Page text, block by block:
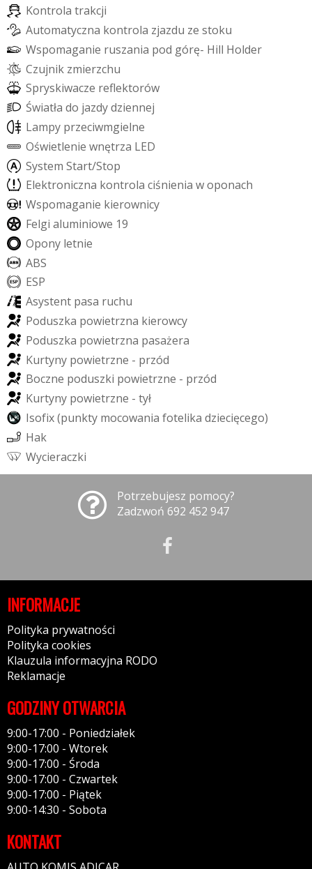
Kontrola trakcji
Automatyczna kontrola zjazdu ze stoku
Wspomaganie ruszania pod górę- Hill Holder
Czujnik zmierzchu
Spryskiwacze refektorów
Światła do jazdydziennej
Lampy przeciwmgielne
Oświetlenie wnętrza LED
System Start/Stop
Elektroniczna kontrola ciśnienia woponach
Wspomaganie kierownicy
Felgi aluminiowe 19
Opony letnie
ABS
ESP
Asystent pasa ruchu
Poduszka powietrzna kierowcy
Poduszka powietrzna pasażera
Kurtyny powietrzne - przód
Boczne poduszki powietrzne - przód
Kurtyny powietrzne - tył
Isofix(punkty mocowania fotelika dziecięcego)
Hak
Wycieraczki
Potrzebujesz pomocy?
Zadzwoń 692 452 947
INFORMACJE
Polityka prywatności
Polityka cookies
Klauzula informacyjna RODO
Reklamacje
GODZINY OTWARCIA
9:00-17:00 - Poniedziałek
9:00-17:00 - Wtorek
9:00-17:00 - Środa
9:00-17:00 - Czwartek
9:00-17:00 - Piątek
9:00-14:30 - Sobota
KONTAKT